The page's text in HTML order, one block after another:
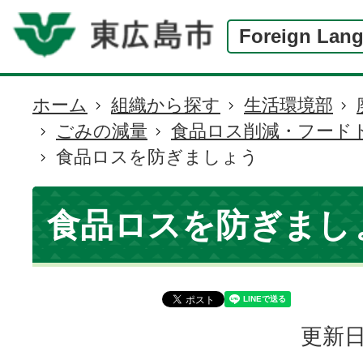
Foreign
現
在
の
位
ホーム 組織から探す 生活環境部
ごみの減量
食品ロス削減・フード
食品ロスを防ぎましょう
食品ロスを防ぎまし
更新